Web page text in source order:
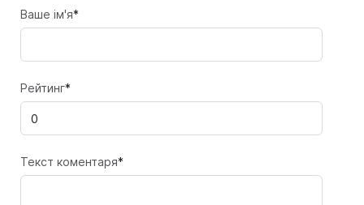
Ваше ім'я*
Рейтинг*
Текст коментаря*